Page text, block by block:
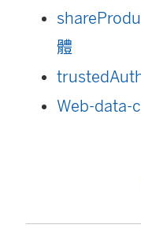
體
Web-data-